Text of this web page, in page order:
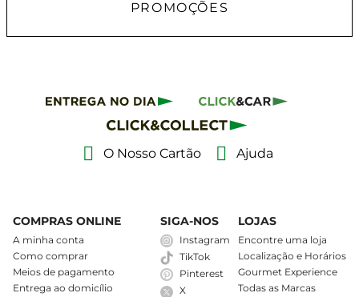
PROMOÇÕES
O Nosso Cartão Ajuda
COMPRAS ONLINE
A minha conta
Como comprar
Meios de pagamento
Entrega ao domicílio
SIGA-NOS
Instagram
TikTok
Pinterest
X
LOJAS
Encontre uma loja
Localização e Horários
Gourmet Experience
Todas as Marcas